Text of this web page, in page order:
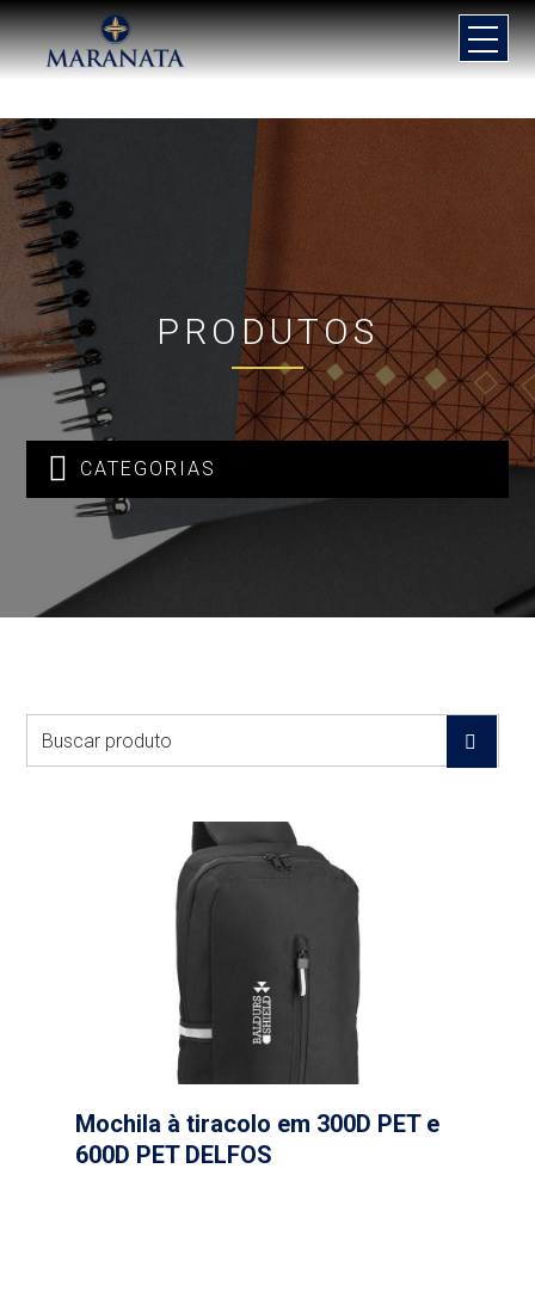
PRODUTOS
 CATEGORIAS
Mochila à tiracolo em 300D PET e
600D PET DELFOS